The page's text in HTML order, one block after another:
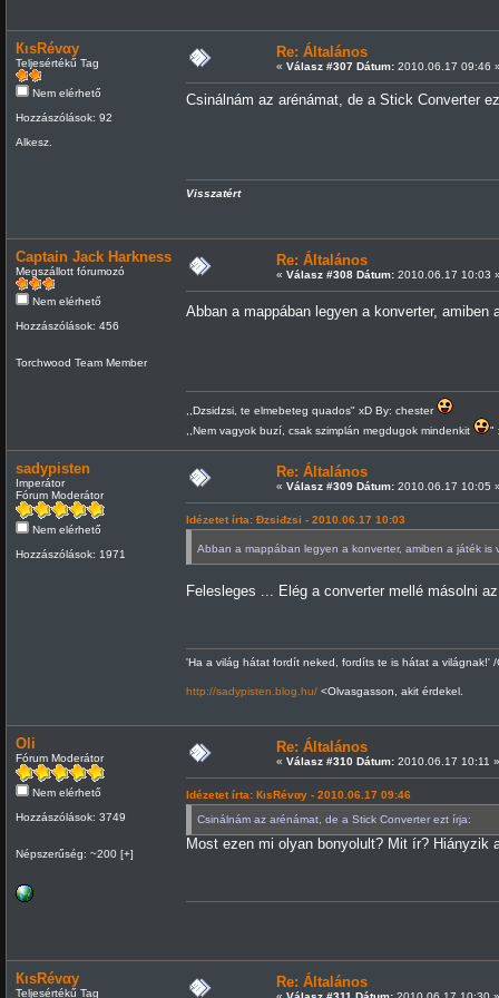
КιsRévαy
Teljesértékű Tag
Nem elérhető
Hozzászólások: 92
Alkesz.
Re: Általános
« Válasz #307 Dátum:2010.06.17 09:46
Csinálnám az arénámat, de a Stick Converter
Visszatért
Captain Jack Harkness
Megszállott fórumozó
Nem elérhető
Hozzászólások: 456
Torchwood Team Member
Re: Általános
« Válasz #308 Dátum:2010.06.17 10:03
Abban a mappában legyen a konverter,
,,Dzsidzsi, te elmebeteg quados" xD By: chester
,,Nem vagyok buzí, csak szimplán megdugok mindenkit
"
sadypisten
Imperátor
Fórum Moderátor
Nem elérhető
Hozzászólások: 1971
Re: Általános
« Válasz #309 Dátum:2010.06.17 10:05
Idézetet írta: Đzsiđzsi - 2010.06.17 10:03
Abban a mappában legyen a konverter, amiben a játék
Felesleges ... Elég a converter mellé másolni
'Ha a világ hátat fordít neked, fordíts te is hátat a világnak!' /
http://sadypisten.blog.hu/<Olvasgasson, akit érdekel.
Oli
Fórum Moderátor
Nem elérhető
Hozzászólások: 3749
Népszerűség: ~200 [+]
Re: Általános
« Válasz #310 Dátum:2010.06.17 10:11 »
Idézetet írta: КιsRévαy - 2010.06.17 09:46
Csinálnám az arénámat, de a Stick Converter ezt írja:
Most ezen mi olyan bonyolult? Mit ír? Hiányzik
КιsRévαy
Teljesértékű Tag
Re: Általános